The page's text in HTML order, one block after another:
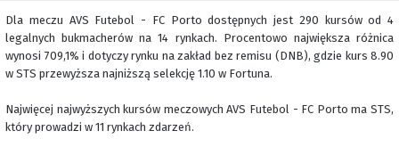
Dla meczu AVS Futebol - FC Porto dostępnych jest 290 kursów od 4
legalnych bukmacherów na 14 rynkach. Procentowo największa różnica
wynosi 709,1% i dotyczy rynku na zakład bez remisu (DNB), gdzie kurs 8.90
w STS przewyższa najniższą selekcję 1.10 w Fortuna.
Najwięcej najwyższych kursów meczowych AVS Futebol - FC Porto ma STS,
który prowadzi w 11 rynkach zdarzeń.